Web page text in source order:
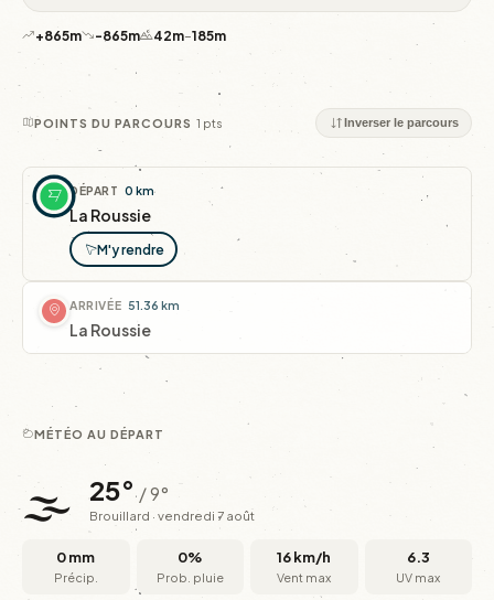
+865m -865m 42m–185m
POINTS DU PARCOURS 1 pts Inverser le parcours
DÉPART 0 km
La Roussie
M'y rendre
ARRIVÉE 51.36 km
La Roussie
MÉTÉO AU DÉPART
🌫️ 25°/ 9°
Brouillard · vendredi 7 août
0 mm
Précip.
0%
Prob. pluie
16 km/h
Vent max
6.3
UV max